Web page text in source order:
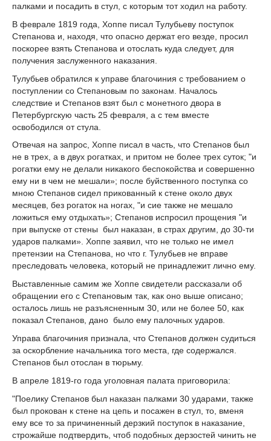
палками и посадить в стул, с которым тот ходил на работу.
В феврале 1819 года, Хоппе писал Тулубьеву поступок
Степанова и, находя, что опасно держат его везде, просил
поскорее взять Степанова и отослать куда следует, для
получения заслуженного наказания.
Тулубьев обратился к управе благочиния с требованием о
поступлении со Степановым по законам. Началось
следствие и Степанов взят был с монетного двора в
Петербургскую часть 25 февраля, а с тем вместе
освободился от стула.
Отвечая на запрос, Хоппе писал в часть, что Степанов был
не в трех, а в двух рогатках, и притом не более трех суток; "и
рогатки ему не делали никакого беспокойства и совершенно
ему ни в чем не мешали»; после буйственного поступка со
мною Степанов сидел прикованный к стене около двух
месяцев, без рогаток на ногах, "и сие также не мешало
ложиться ему отдыхать»; Степанов испросил прощения "и
при выпуске от стены был наказан, в страх другим, до 30-ти
ударов палками». Хоппе заявил, что не только не имел
претензии на Степанова, но что г. Тулубьев не вправе
преследовать человека, который не принадлежит лично ему.
Выставленные самим же Хоппе свидетели рассказали об
обращении его с Степановым так, как оно выше описано;
осталось лишь не разъясненным 30, или не более 50, как
показал Степанов, дано было ему палочных ударов.
Управа благочиния признала, что Степанов должен судиться
за оскорбление начальника того места, где содержался.
Степанов был отослан в тюрьму.
В апреле 1819-го года уголовная палата приговорила:
"Поелику Степанов был наказан палками 30 ударами, также
был прокован к стене на цепь и посажен в стул, то, вменя
ему все то за причиненный дерзкий поступок в наказание,
строжайше подтвердить, чтоб подобных дерзостей чинить не